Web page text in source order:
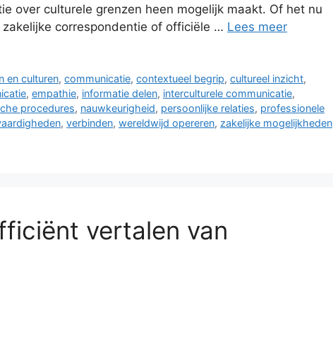
over culturele grenzen heen mogelijk maakt. Of het nu
correspondentie of officiële … Lees meer
en culturen,communicatie,contextueel begrip,cultureel inzicht,
, empathie, informatie delen, interculturele communicatie,
procedures, nauwkeurigheid, persoonlijke relaties, professionele
, verbinden, wereldwijd opereren, zakelijke mogelijkheden
vertalen van